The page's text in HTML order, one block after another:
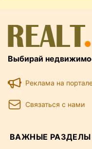
Выбирай
Реклама на
Связаться с нами
ВАЖНЫЕ РАЗДЕЛЫ